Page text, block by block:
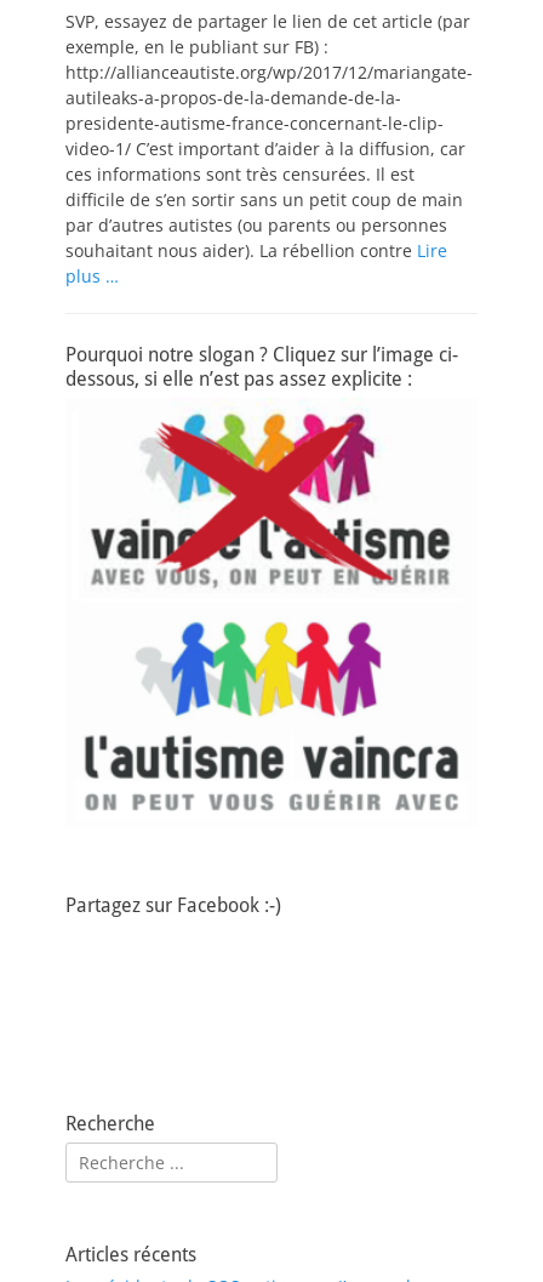
SVP, essayez de partager le lien de cet article (par
exemple, en le publiant sur FB) :
http://allianceautiste.org/wp/2017/12/mariangate-
autileaks-a-propos-de-la-demande-de-la-
presidente-autisme-france-concernant-le-clip-
video-1/ C’est important d’aider à la diffusion, car
ces informations sont très censurées. Il est
difficile de s’en sortir sans un petit coup de main
par d’autres autistes (ou parents ou personnes
souhaitant nous aider). La rébellion contre Lire
plus …
Pourquoi notre slogan ? Cliquez sur l’image ci-
dessous, si elle n’est pas assez explicite :
Partagez sur Facebook :-)
Recherche
Rechercher :
Articles récents